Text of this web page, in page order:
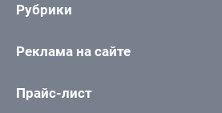
Рубрики
Реклама на сайте
Прайс-лист